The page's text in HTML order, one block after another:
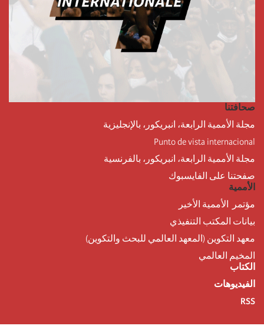
صحافتنا
مجلة الأممية الرابعة، انبريكور، بالإنجليزية
Punto de vista internacional
مجلة الأممية الرابعة، انبريكور، بالفرنسية
صفحتنا على الفايسبوك
الأممية
مؤتمر الأممية الأخير
بيانات المكتب التنفيذي
معهد التكوين (المعهد العالمي للبحث والتكوين)
المخيم العالمي
الكتاب
الفيديوهات
RSS